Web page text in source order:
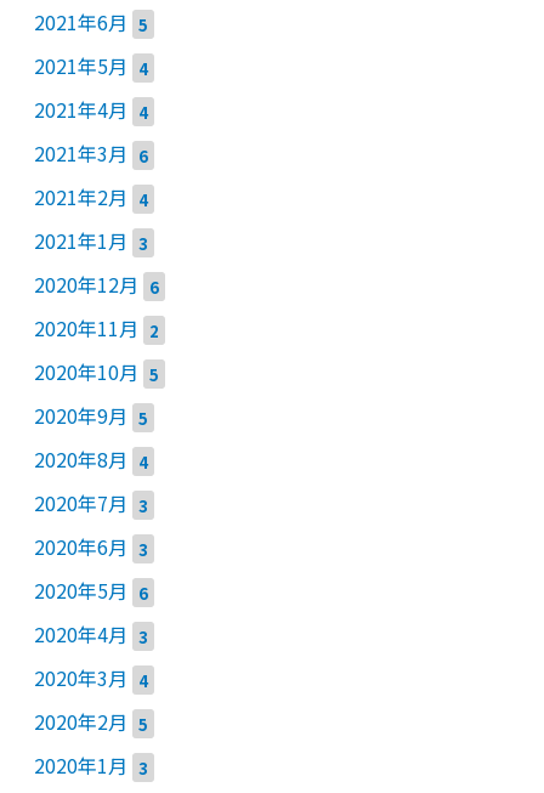
2021年6月 5
2021年5月 4
2021年4月 4
2021年3月 6
2021年2月 4
2021年1月 3
2020年12月 6
2020年11月 2
2020年10月 5
2020年9月 5
2020年8月 4
2020年7月 3
2020年6月 3
2020年5月 6
2020年4月 3
2020年3月 4
2020年2月 5
2020年1月 3